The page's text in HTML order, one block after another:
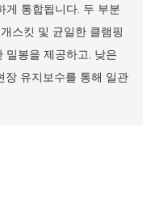
게 통합됩니다. 두 부분
스킷 및 균일한 클램핑
밀봉을 제공하고, 낮은
장 유지보수를 통해 일관